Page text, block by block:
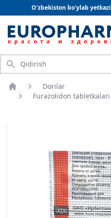
O'zbekiston bo'ylab
Qidirish
Bosh sahifa
Dorilar
Furazolidon